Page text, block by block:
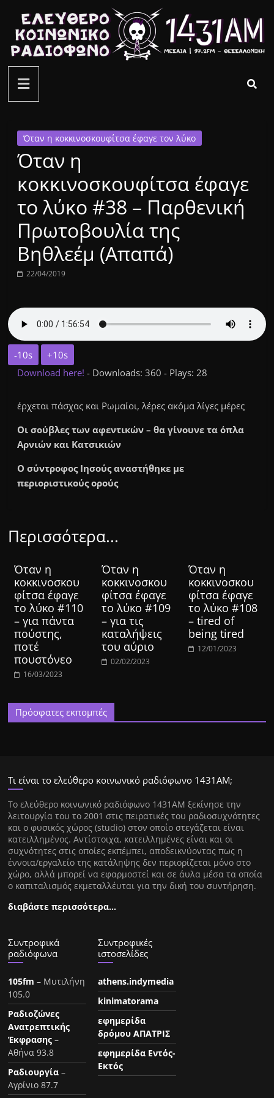
περιεχόμενο
ελεύθερο
κοινωνικό
ραδιόφωνο
1431AM
Όταν η κοκκινοσκουφίτσα έφαγε τον λύκο
Όταν η
κοκκινοσκουφίτσα έφαγε
το λύκο #38 – Παρθενική
Πρωτοβουλία της
Βηθλεέμ (Απαπά)
22/04/2019
-10s
+10s
Download here!- Downloads: 360 - Plays: 28
έρχεται πάσχας και Ρωμαίοι, λέρες ακόμα λίγες μέρες
Οι σούβλες των αφεντικών – θα γίνουνε τα όπλα
Αρνιών και Κατσικιών
Ο σύντροφος Ιησούς αναστήθηκε με
περιοριστικούς ορούς
Περισσότερα...
Όταν η
κοκκινοσκου
φίτσα έφαγε
το λύκο #110
– για πάντα
πούστης,
ποτέ
πουστόνεο
16/03/2023
Όταν η
κοκκινοσκου
φίτσα έφαγε
το λύκο #109
– για τις
καταλήψεις
του αύριο
02/02/2023
Όταν η
κοκκινοσκου
φίτσα έφαγε
το λύκο #108
– tired of
being tired
12/01/2023
Πρόσφατες εκπομπές
Τι είναι το ελεύθερο κοινωνικό ραδιόφωνο 1431ΑΜ;
Tο ελεύθερο κοινωνικό ραδιόφωνο 1431AM ξεκίνησε την
λειτουργία του το 2001 στις πειρατικές του ραδιοσυχνότητες
και ο φυσικός χώρος (studio) στον οποίο στεγάζεται είναι
κατειλλημένος. Αντίστοιχα, κατειλλημένες είναι και οι
συχνότητες στις οποίες εκπέμπει, αποδεικνύοντας πως η
έννοια/εργαλείο της κατάληψης δεν περιορίζεται μόνο στο
χώρο, αλλά μπορεί να εφαρμοστεί και σε άυλα μέσα τα οποία
ο καπιταλισμός εκμεταλλέυται για την δική του συντήρηση.
διαβάστε περισσότερα…
Συντροφικά
ραδιόφωνα
105fm – Μυτιλήνη
105.0
Ραδιοζώνες
Ανατρεπτικής
Έκφρασης –
Αθήνα 93.8
Ραδιουργία –
Αγρίνιο 87.7
Συντροφικές
ιστοσελίδες
athens.indymedia
kinimatorama
εφημερίδα
δρόμου ΑΠΑΤΡΙΣ
εφημερίδα Εντός-
Εκτός